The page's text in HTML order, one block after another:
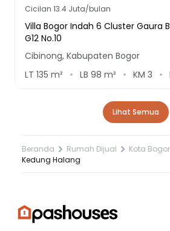
Cicilan 13.4 Juta/bulan
Villa Bogor Indah 6 Cluster Gaura
G12 No.10
Cibinong, Kabupaten Bogor
LT 135 m² LB 98 m² KM 3
Lihat Semua
Beranda Rumah Dijual Kota Bogor
Kedung Halang